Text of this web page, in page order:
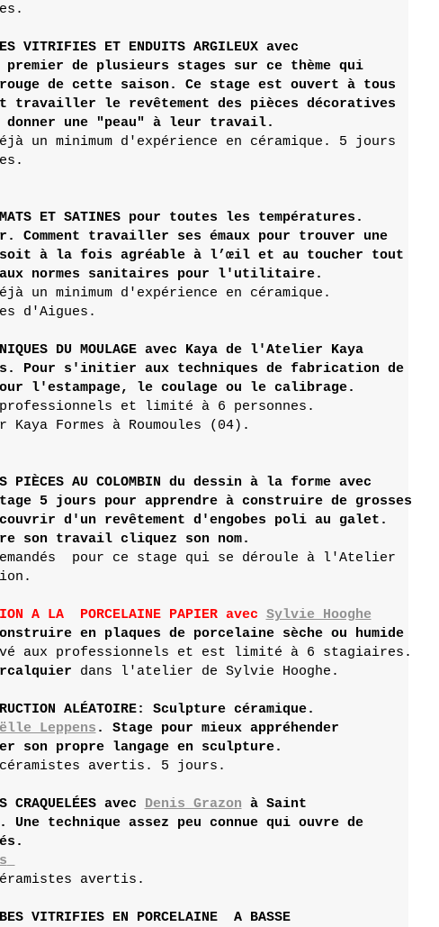
VITRIFIES ET ENDUITS ARGILEUX avec
de plusieurs stages sur ce thème qui
de cette saison. Ce stage est ouvert à tous
travailler le revêtement des pièces décoratives
un minimum d'expérience en céramique. 5 jours
ET SATINES pour toutes les températures.
Comment travailler ses émaux pour trouver une
à la fois agréable à l’œil et au toucher tout
un minimum d'expérience en céramique.
d'Aigues.
DU MOULAGE avec Kaya de l'Atelier Kaya
Pour s'initier aux techniques de fabrication de
l'estampage, le coulage ou le calibrage.
professionnels et limité à
Formes à Roumoules (04).
PIÈCES AU COLOMBIN du dessin à la forme avec
5 jours pour apprendre à construire de grosses
d'un revêtement d'engobes poli au galet.
pour ce stage qui se déroule à l'Atelier
A LA  PORCELAINE PAPIER avec Sylvie Hooghe
en plaques de porcelaine sèche ou humide
aux professionnels et est limité à 6 stagiaires.
dans l'atelier de Sylvie Hooghe.
ALÉATOIRE: Sculpture céramique.
Leppens . Stage pour mieux appréhender
son propre langage en sculpture.
CRAQUELÉES avec Denis Grazon à Saint
technique assez peu connue qui ouvre de
avertis.
VITRIFIES EN PORCELAINE  A BASSE